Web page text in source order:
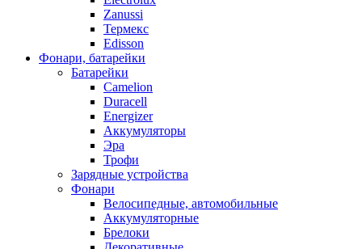
Zanussi
Термекс
Edisson
Фонари, батарейки
Батарейки
Camelion
Duracell
Energizer
Аккумуляторы
Эра
Трофи
Зарядные устройства
Фонари
Велосипедные, автомобильные
Аккумуляторные
Брелоки